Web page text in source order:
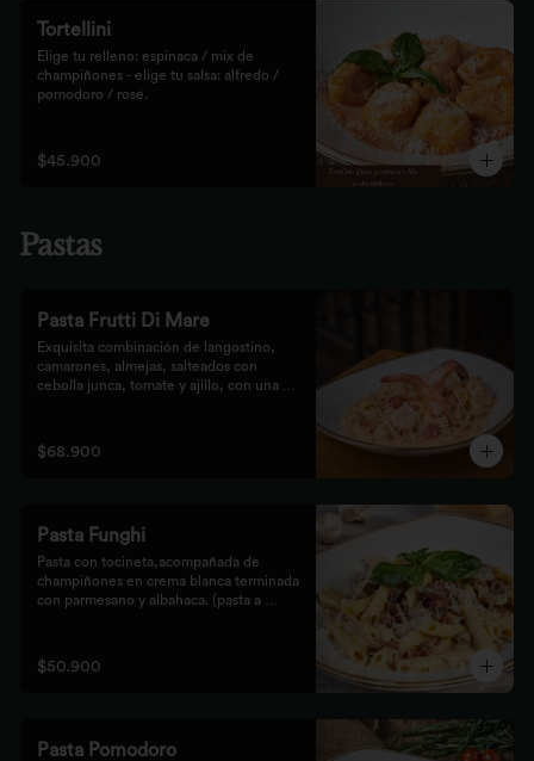
Tortellini
Elige tu relleno: espinaca / mix de
champiñones - elige tu salsa: alfredo /
pomodoro / rosé.
$45.900
Pastas
Pasta Frutti Di Mare
Exquisita combinación de langostino,
camarones, almejas, salteados con
cebolla junca, tomate y ajillo, con una
acompañado con nuestro tradicional pan
Focaccia.
$68.900
Pasta Funghi
Pasta con tocineta,acompañada de
champiñones en crema blanca terminada
con parmesano y albahaca. (pasta a
$50.900
Pasta Pomodoro